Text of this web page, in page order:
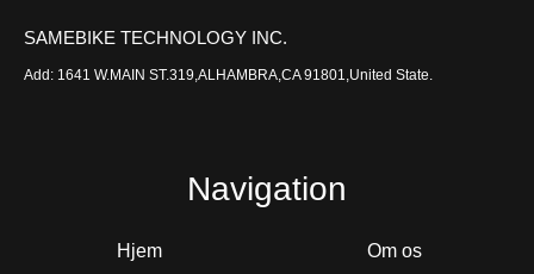
SAMEBIKE TECHNOLOGY INC.
Add: 1641 W.MAIN ST.319,ALHAMBRA,CA 91801,United State.
Navigation
Hjem Om os